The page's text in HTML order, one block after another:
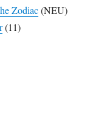
Zodiac(NEU)
(11)